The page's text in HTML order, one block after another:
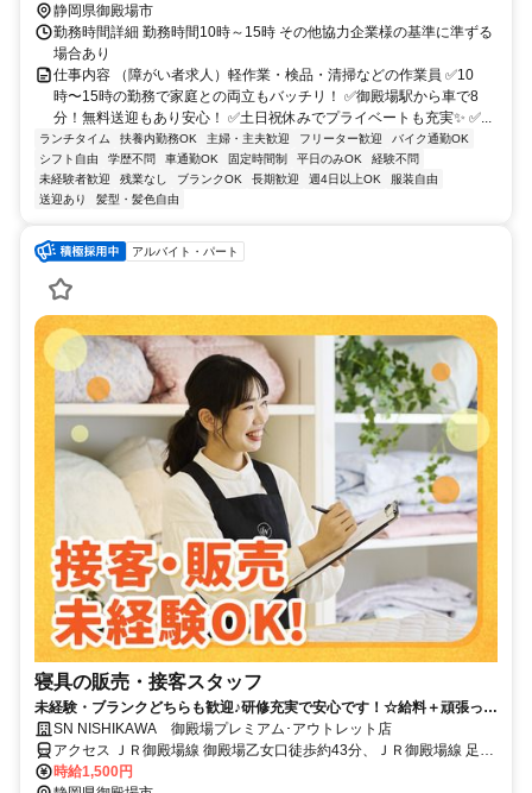
静岡県御殿場市
勤務時間詳細 勤務時間10時～15時 その他協力企業様の基準に準ずる
場合あり
仕事内容 （障がい者求人）軽作業・検品・清掃などの作業員 ✅10
時〜15時の勤務で家庭との両立もバッチリ！ ✅御殿場駅から車で8
分！無料送迎もあり安心！ ✅土日祝休みでプライベートも充実✨ ✅...
ランチタイム 扶養内勤務OK 主婦・主夫歓迎 フリーター歓迎
バイク通勤OK
シフト自由
学歴不問 車通勤OK 固定時間制 平日のみOK
経験不問
未経験者歓迎
残業なし ブランクOK 長期歓迎 週4日以上OK
服装自由
送迎あり
髪型・髪色自由
アルバイト・パート
寝具の販売・接客スタッフ
未経験・ブランクどちらも歓迎♪研修充実で安心です！☆給料＋頑張った
分のインセンあり☆
SN NISHIKAWA 御殿場プレミアム･アウトレット店
アクセス ＪＲ御殿場線 御殿場乙女口徒歩約43分、ＪＲ御殿場線 足柄
（静岡県）徒歩約62分、ＪＲ御殿場線 南御殿場徒歩約67分
時給1,500円